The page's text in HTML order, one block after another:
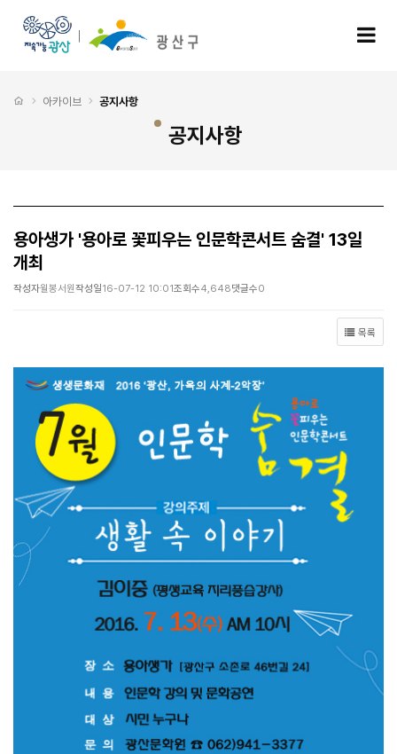
처음으로
아카이브 공지사항
공지사항
용아생가 '용아로 꽃피우는 인문학콘서트 숨결' 13일
개최
작성자월봉서원작성일16-07-12 10:01조회수4,648댓글수0
목록